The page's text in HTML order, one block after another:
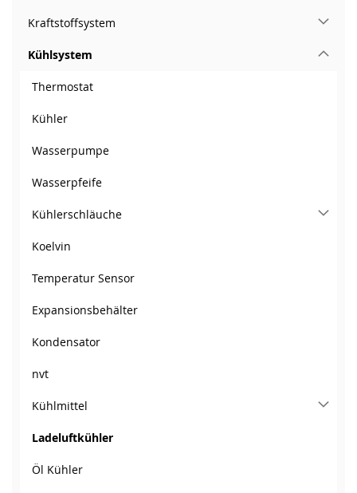
Kraftstoffsystem
Kühlsystem
Thermostat
Kühler
Wasserpumpe
Wasserpfeife
Kühlerschläuche
Koelvin
Temperatur Sensor
Expansionsbehälter
Kondensator
nvt
Kühlmittel
Ladeluftkühler
Öl Kühler